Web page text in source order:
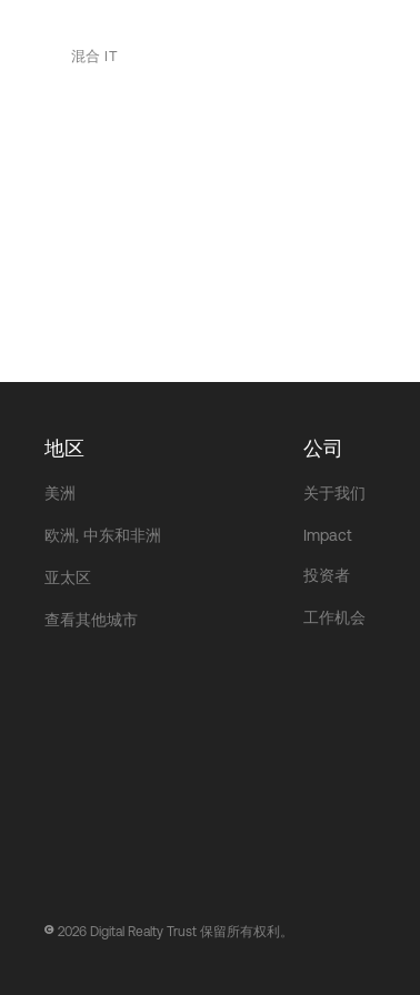
混合 IT
地区
美洲
欧洲, 中东和非洲
亚太区
查看其他城市
公司
关于我们
Impact
投资者
工作机会
2026 Digital Realty Trust 保留所有权利。